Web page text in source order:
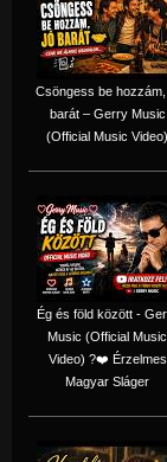
Csöngess be
barát – Gerry Music
(Official Music Video)
Ég és föld között -
Music (Official Music
Video) ?❤️ Érzelmes
Magyar Sláger